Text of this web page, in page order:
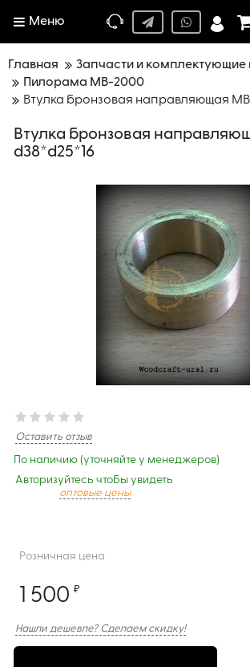
Меню
Главная
Запчасти и комплектующие
Пилорама МВ-2000
Втулка бронзовая направляющая
Втулка бронзовая
d38*d25*16
Оставить отзыв
По наличию (уточняйте у менеджеров)
Авторизуйтесь чтобы увидеть
оптовые цены
Розничная цена
1 500 ₽
Нашли дешевле? Сделаем скидку!